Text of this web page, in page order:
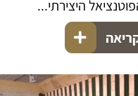
היצירתי...